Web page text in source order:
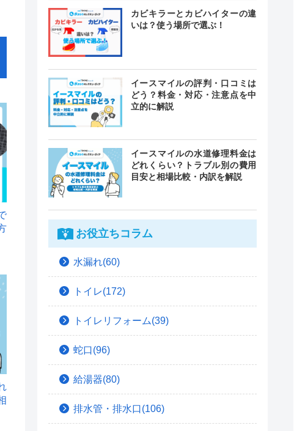
カビキラーとカビハイターの違
いは？使う場所で選ぶ！
イースマイルの評判・口コミは
どう？料金・対応・注意点を中
立的に解説
イースマイルの水道修理料金は
どれくらい？トラブル別の費用
目安と相場比較・内訳を解説
お役立ちコラム
水漏れ(60)
トイレ(172)
トイレリフォーム(39)
蛇口(96)
給湯器(80)
排水管・排水口(106)